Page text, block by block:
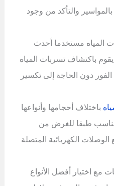
والتأكد من وجود
المياه مستخدما أحدث
باكتشاف تسربات المياه
دون الحاجة إلى تكسير
باختلاف أحجامها وأنواعها
طبقا للغرض من
الكهربائية المتصلة
مع اختيار أفضل الأنواع